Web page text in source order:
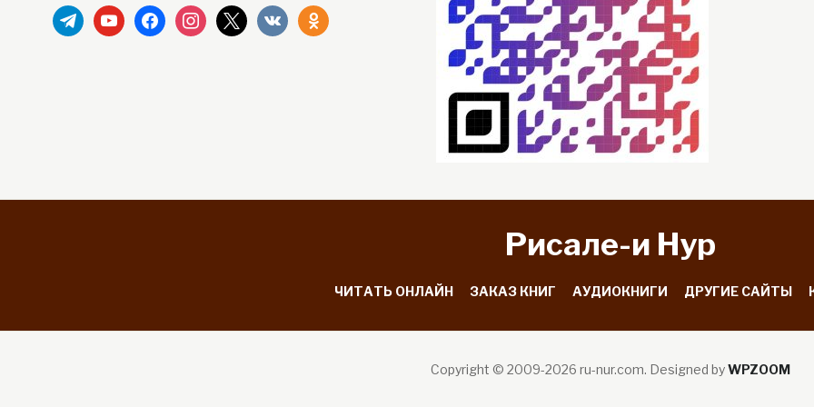
telegramyoutubefacebookinstagram
x vkontakteodnoklassniki
Рисале-и Hyp
ЧИТАТЬ ОНЛАЙН ЗАКАЗ КНИГ АУДИОКНИГИ ДРУГИЕ САЙТЫ
Copyright © 2009-2026 ru-nur.com. Designed byWPZOOM